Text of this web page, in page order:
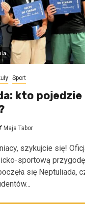
Sport
kto pojedzie
Maja Tabor
szykujcie się!
sportową
się Neptuliada,